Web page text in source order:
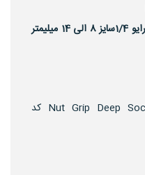
بکس مخصوص Nut Grip Deep درایو 1/4سایز 8 الی 14 میلیمتر
بکس مخصوص درایو 1/4 Nut Grip Deep Sockets کد